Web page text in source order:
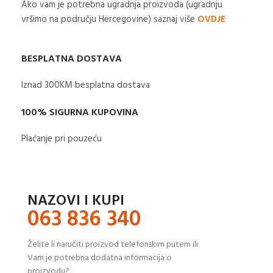
Ako vam je potrebna ugradnja proizvoda (ugradnju
vršimo na području Hercegovine) saznaj više OVDJE
BESPLATNA DOSTAVA
Iznad 300KM besplatna dostava​
100% SIGURNA KUPOVINA
Plaćanje pri pouzeću
NAZOVI I KUPI
063 836 340
Želite li naručiti proizvod telefonskim putem ili
Vam je potrebna dodatna informacija o